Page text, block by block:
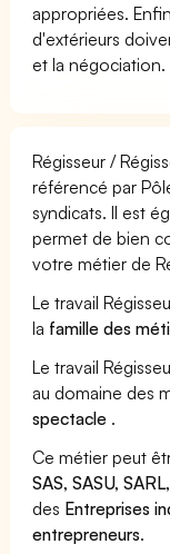
appropriées.
d'extérieurs
et la négociation.
Régisseur /
référencé par
syndicats. Il est
permet de bien
votre métier de
Le travail
la famille des
Le travail
au domaine des
spectacle .
Ce métier peut
SAS, SASU,
des Entreprises
entrepreneurs.